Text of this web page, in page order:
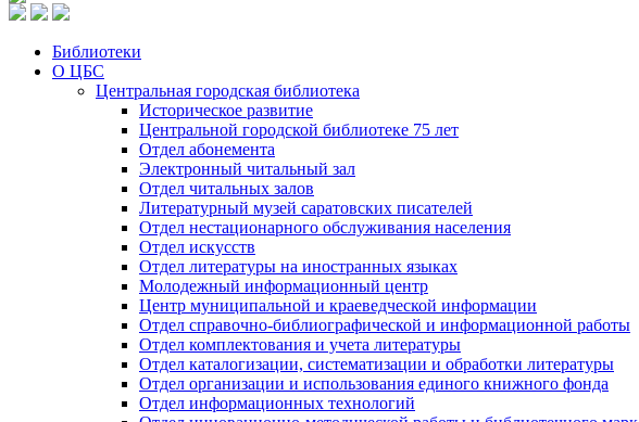
Библиотеки
О ЦБС
Центральная городская библиотека
Историческое развитие
Центральной городской библиотеке 75 лет
Отдел абонемента
Электронный читальный зал
Отдел читальных залов
Литературный музей саратовских писателей
Отдел нестационарного обслуживания населения
Отдел искусств
Отдел литературы на иностранных языках
Молодежный информационный центр
Центр муниципальной и краеведческой информации
Отдел справочно-библиографической и информационной работы
Отдел комплектования и учета литературы
Отдел каталогизации, систематизации и обработки литературы
Отдел организации и использования единого книжного фонда
Отдел информационных технологий